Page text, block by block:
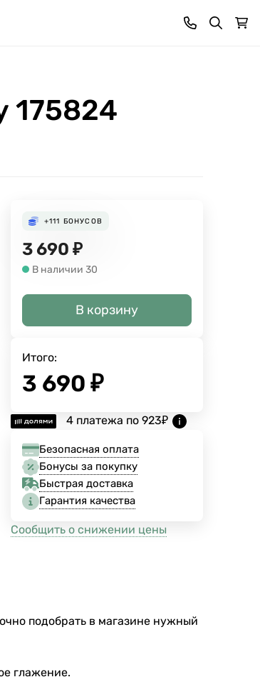
175824
+111 БОНУСОВ
3 690 ₽
В наличии 30
В корзину
Итого:
3 690 ₽
4 платежа по923₽
Безопасная оплата
Бонусы за покупку
Быстрая доставка
Гарантия качества
Сообщить о снижении цены
подобрать в магазине нужный
глажение.